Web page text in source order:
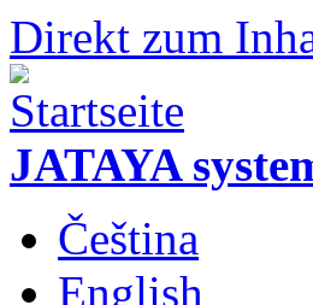
Direkt zum
JATAYA
Čeština
English